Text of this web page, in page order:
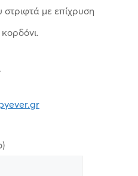
με επίχρυση